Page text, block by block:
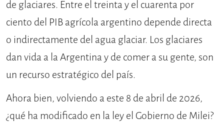
de glaciares. Entre el treinta y el cuarenta por
ciento del PIB agrícola argentino depende directa
o indirectamente del agua glaciar. Los glaciares
dan vida a la Argentina y de comer a su gente, son
un recurso estratégico del país.
Ahora bien, volviendo a este 8 de abril de 2026,
¿qué ha modificado en la ley el Gobierno de Milei?